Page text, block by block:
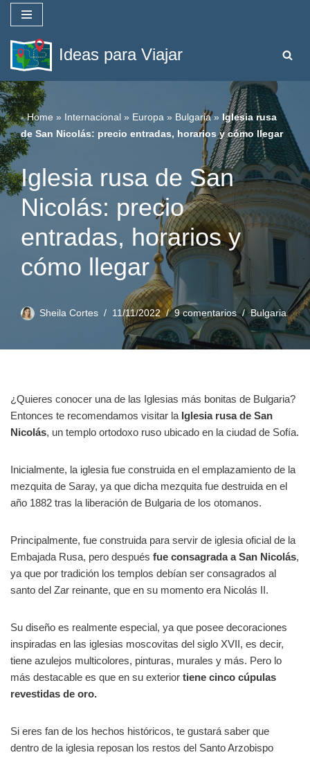
Saltar
al
contenido
Ideas para Viajar
-Home » Internacional » Europa » Bulgaria» Iglesia rusa
de San Nicolás: precio entradas, horarios y cómo llegar
Iglesia rusa de San
Nicolás: precio
entradas, horarios y
cómo llegar
Sheila Cortes 11/11/2022 9 comentarios Bulgaria
¿Quieres conocer una de las Iglesias más bonitas de Bulgaria?
Entonces te recomendamos visitar la Iglesia rusa de San
Nicolás, un templo ortodoxo ruso ubicado en la ciudad de Sofía.
Inicialmente, la iglesia fue construida en el emplazamiento de la
mezquita de Saray, ya que dicha mezquita fue destruida en el
año 1882 tras la liberación de Bulgaria de los otomanos.
Principalmente, fue construida para servir de iglesia oficial de la
Embajada Rusa, pero después fue consagrada a San Nicolás,
ya que por tradición los templos debían ser consagrados al
santo del Zar reinante, que en su momento era Nicolás II.
Su diseño es realmente especial, ya que posee decoraciones
inspiradas en las iglesias moscovitas del siglo XVII, es decir,
tiene azulejos multicolores, pinturas, murales y más. Pero lo
más destacable es que en su exterior tiene cinco cúpulas
revestidas de oro.
Si eres fan de los hechos históricos, te gustará saber que
dentro de la iglesia reposan los restos del Santo Arzobispo